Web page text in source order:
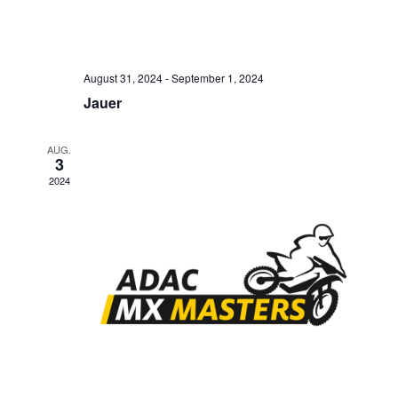
August 31, 2024-September 1, 2024
Jauer
AUG.
3
2024